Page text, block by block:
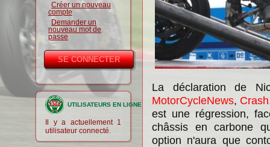
Créer un nouveau
compte
Demander un
nouveau mot de
passe
UTILISATEURS EN LIGNE
Il y a actuellement 1
utilisateur connecté.
La déclaration de
MotorCycleNews,
est une régression,
châssis en carbone
option n'aura que